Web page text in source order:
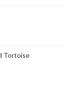
Tortoise